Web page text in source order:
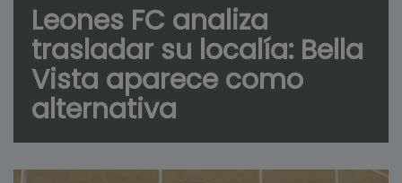
Leones FC analiza
trasladar su localía: Bella
Vista aparece como
alternativa